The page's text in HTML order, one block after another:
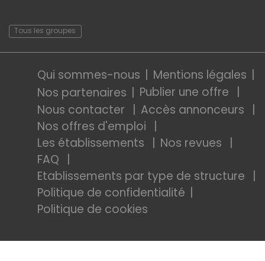
Tous les groupes
Qui sommes-nous
Mentions légales
Nos partenaires
Publier une offre
Nous contacter
Accès annonceurs
Nos offres d'emploi
Les établissements
Nos revues
FAQ
Etablissements par type de structure
Politique de confidentialité
Politique de cookies